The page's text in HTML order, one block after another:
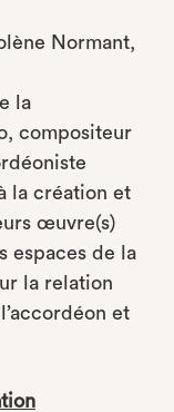
Normant,
la
compositeur
la création et
œuvre(s)
espaces de la
la relation
et